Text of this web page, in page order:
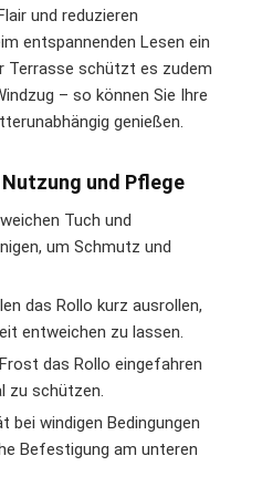
und reduzieren
entspannenden Lesen ein
Terrasse schützt es zudem
– so können Sie Ihre
genießen.
und Pflege
Tuch und
um Schmutz und
das Rollo kurz ausrollen,
entweichen zu lassen.
das Rollo eingefahren
zu schützen.
bei windigen Bedingungen
Befestigung am unteren